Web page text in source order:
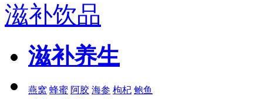
滋补饮品
滋补养生
燕窝 蜂蜜 阿胶 海参 枸杞 鲍鱼